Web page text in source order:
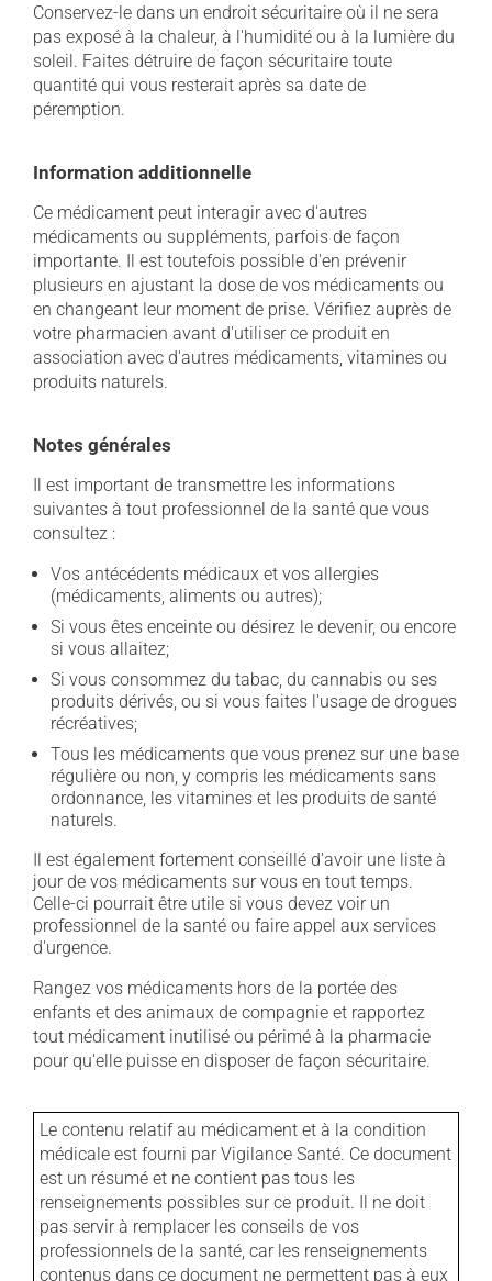
Conservez-le dans un endroit sécuritaire où il ne sera
pas exposé à la chaleur, à l'humidité ou à la lumière du
soleil. Faites détruire de façon sécuritaire toute
quantité qui vous resterait après sa date de
péremption.
Information additionnelle
Ce médicament peut interagir avec d'autres
médicaments ou suppléments, parfois de façon
importante. Il est toutefois possible d'en prévenir
plusieurs en ajustant la dose de vos médicaments ou
en changeant leur moment de prise. Vérifiez auprès de
votre pharmacien avant d'utiliser ce produit en
association avec d'autres médicaments, vitamines ou
produits naturels.
Notes générales
Il est important de transmettre les informations
suivantes à tout professionnel de la santé que vous
consultez :
Vos antécédents médicaux et vos allergies
(médicaments, aliments ou autres);
Si vous êtes enceinte ou désirez le devenir, ou encore
si vous allaitez;
Si vous consommez du tabac, du cannabis ou ses
produits dérivés, ou si vous faites l'usage de drogues
récréatives;
Tous les médicaments que vous prenez sur une base
régulière ou non, y compris les médicaments sans
ordonnance, les vitamines et les produits de santé
naturels.
Il est également fortement conseillé d'avoir une liste à
jour de vos médicaments sur vous en tout temps.
Celle-ci pourrait être utile si vous devez voir un
professionnel de la santé ou faire appel aux services
d'urgence.
Rangez vos médicaments hors de la portée des
enfants et des animaux de compagnie et rapportez
tout médicament inutilisé ou périmé à la pharmacie
pour qu'elle puisse en disposer de façon sécuritaire.
Le contenu relatif au médicament et à la condition
médicale est fourni par Vigilance Santé. Ce document
est un résumé et ne contient pas tous les
renseignements possibles sur ce produit. Il ne doit
pas servir à remplacer les conseils de vos
professionnels de la santé, car les renseignements
contenus dans ce document ne permettent pas à eux